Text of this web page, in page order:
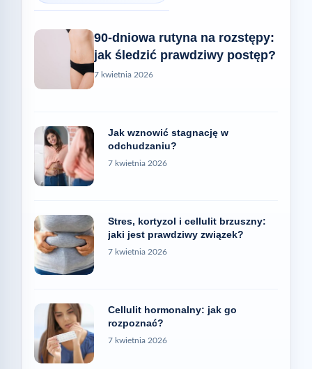
90-dniowa rutyna na rozstępy:
jak śledzić prawdziwy postęp?
7 kwietnia 2026
Jak wznowić stagnację w
odchudzaniu?
7 kwietnia 2026
Stres, kortyzol i cellulit brzuszny:
jaki jest prawdziwy związek?
7 kwietnia 2026
Cellulit hormonalny: jak go
rozpoznać?
7 kwietnia 2026